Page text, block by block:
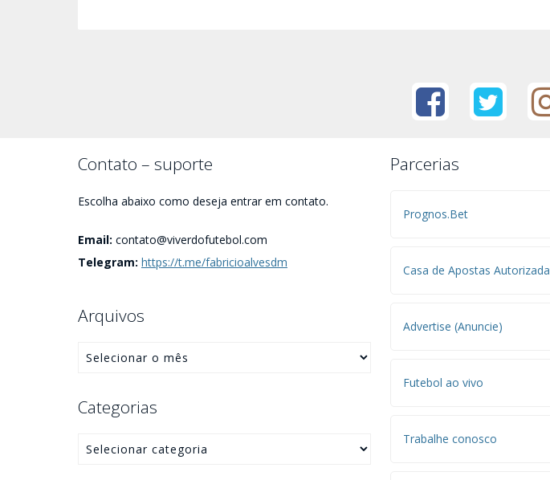
Contato – suporte
Escolha abaixo como deseja entrar em contato.
Email: contato@viverdofutebol.com
Telegram: https://t.me/fabricioalvesdm
Arquivos
Categorias
Parcerias
Prognos.Bet
Casa de Apostas Autorizada
Advertise (Anuncie)
Futebol ao vivo
Trabalhe conosco